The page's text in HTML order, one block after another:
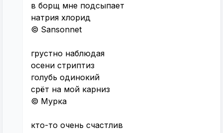
в борщ мне подсыпает
натрия хлорид
© Sansonnet
грустно наблюдая
осени стриптиз
голубь одинокий
срёт на мой карниз
© Мурка
кто-то очень счастлив